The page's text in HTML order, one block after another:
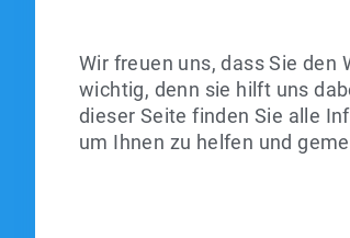
Wir freuen uns, dass Sie
wichtig, denn sie hilft uns
dieser Seite finden Sie alle
um Ihnen zu helfen und